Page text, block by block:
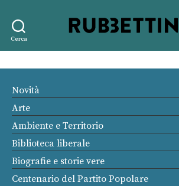
Cerca
editore
Novità
Arte
Ambiente e Territorio
Biblioteca liberale
Biografie e storie vere
Centenario del Partito Popolare